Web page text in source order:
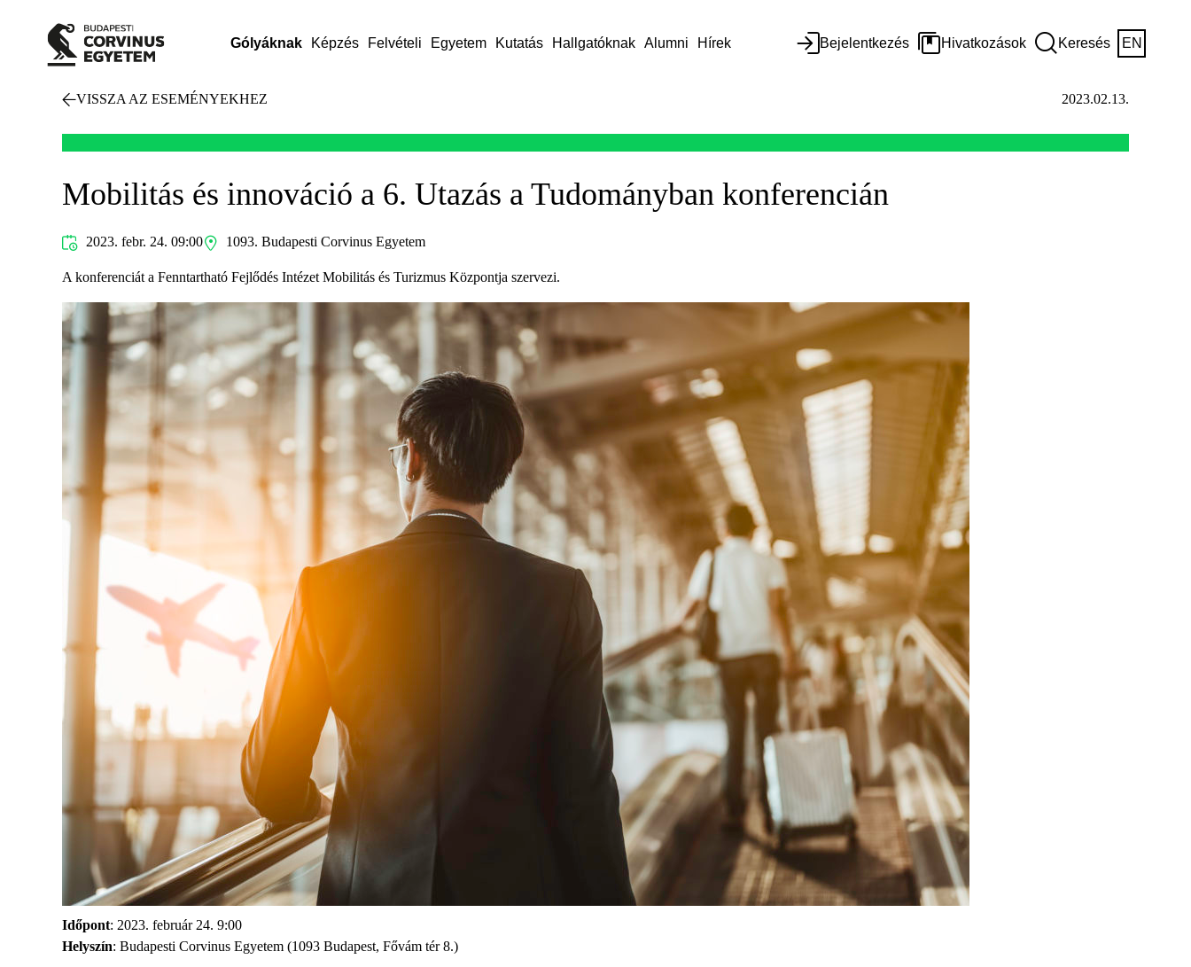
Gólyáknak Képzés Felvételi Egyetem Kutatás Hallgatóknak Alumni Hírek Bejelentkezés Hivatkozások Keresés EN
VISSZA AZ ESEMÉNYEKHEZ 2023.02.13.
Mobilitás és innováció a 6. Utazás a Tudományban konferencián
2023. febr. 24. 09:00 1093. Budapesti Corvinus Egyetem
A konferenciát a Fenntartható Fejlődés Intézet Mobilitás és Turizmus Központja szervezi.
Időpont: 2023. február 24. 9:00
Helyszín: Budapesti Corvinus Egyetem (1093 Budapest, Fővám tér 8.)